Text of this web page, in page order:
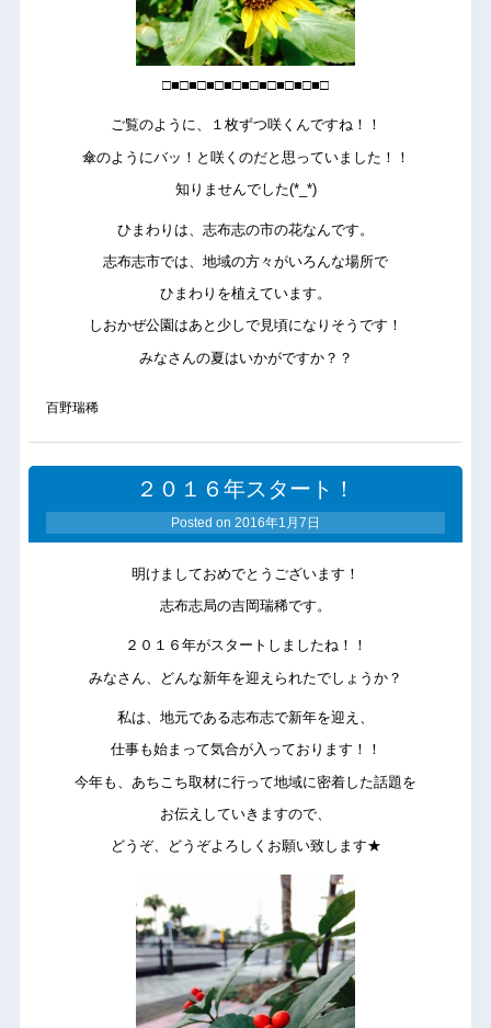
□■□■□■□■□■□■□■□■□■□
ご覧のように、１枚ずつ咲くんですね！！
傘のようにバッ！と咲くのだと思っていました！！
知りませんでした(*_*)
ひまわりは、志布志の市の花なんです。
志布志市では、地域の方々がいろんな場所で
ひまわりを植えています。
しおかぜ公園はあと少しで見頃になりそうです！
みなさんの夏はいかがですか？？
百野瑞稀
２０１６年スタート！
Posted on 2016年1月7日
明けましておめでとうございます！
志布志局の吉岡瑞稀です。
２０１６年がスタートしましたね！！
みなさん、どんな新年を迎えられたでしょうか？
私は、地元である志布志で新年を迎え、
仕事も始まって気合が入っております！！
今年も、あちこち取材に行って地域に密着した話題を
お伝えしていきますので、
どうぞ、どうぞよろしくお願い致します★